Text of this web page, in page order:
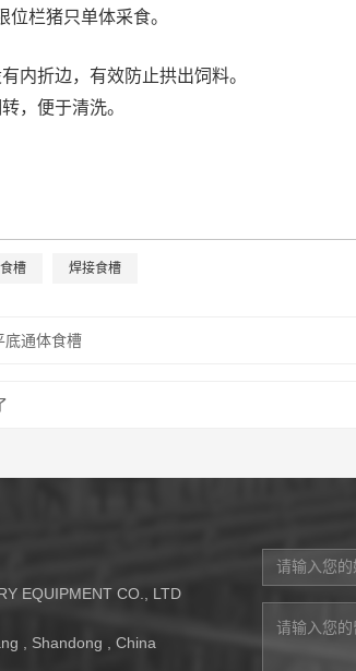
位栏猪只单体采食。
内折边，有效防止拱出饲料。
，便于清洗。
槽 焊接食槽
底通体食槽
EQUIPMENT CO., LTD
, Shandong , China